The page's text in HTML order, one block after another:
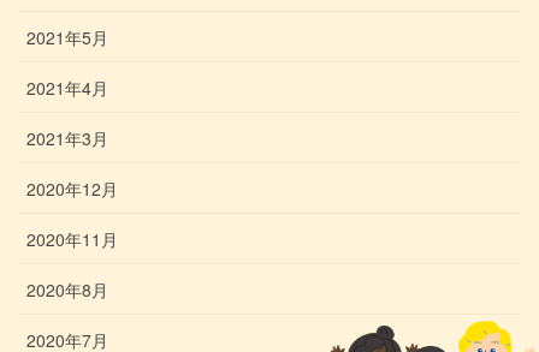
2021年5月
2021年4月
2021年3月
2020年12月
2020年11月
2020年8月
2020年7月